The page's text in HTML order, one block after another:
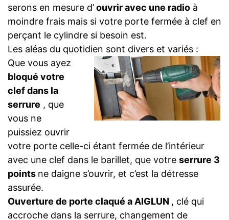
serons en mesure d’ouvrir avec une radio à
moindre frais mais si votre porte fermée à clef en
perçant le cylindre si besoin est.
Les aléas du quotidien sont divers et variés :
Que vous ayez
bloqué votre
clef dans la
serrure , que
vous ne
puissiez ouvrir
votre porte celle-ci étant fermée de l’intérieur
avec une clef dans le barillet, que votre serrure 3
points ne daigne s’ouvrir, et c’est la détresse
assurée.
Ouverture de porte claqué a AIGLUN , clé qui
accroche dans la serrure, changement de